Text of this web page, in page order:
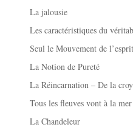
La jalousie
Les caractéristiques du
Seul le Mouvement de
La Notion de Pureté
La Réincarnation – De la
Tous les fleuves vont à la mer
La Chandeleur